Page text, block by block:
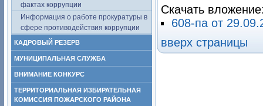
фактах коррупции
Информация о работе прокуратуры в
сфере противодействия коррупции
КАДРОВЫЙ РЕЗЕРВ
МУНИЦИПАЛЬНАЯ СЛУЖБА
ВНИМАНИЕ КОНКУРС
ТЕРРИТОРИАЛЬНАЯ ИЗБИРАТЕЛЬНАЯ
КОМИССИЯ ПОЖАРСКОГО РАЙОНА
Скачать
608-па от
вверх страницы